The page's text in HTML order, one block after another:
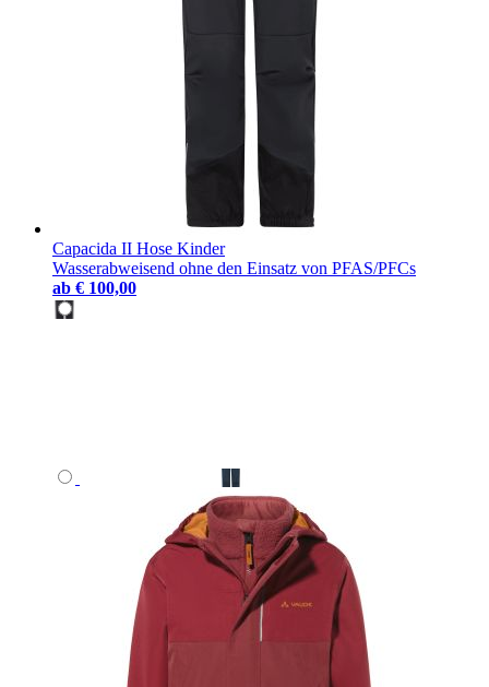
Capacida II Hose Kinder
Wasserabweisend ohne den Einsatz von PFAS/PFCs
ab € 100,00